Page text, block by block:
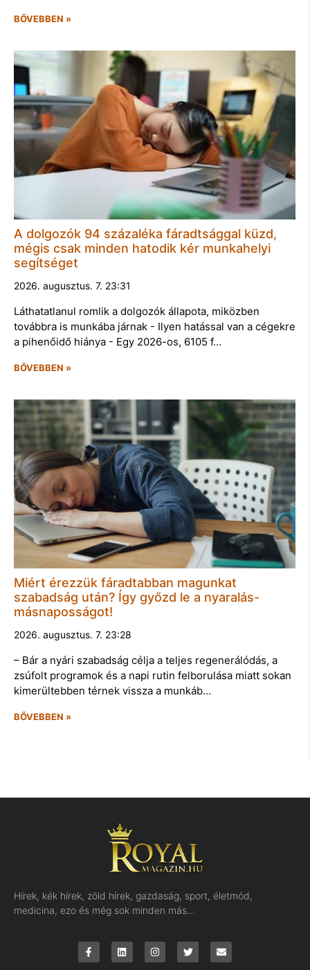
BŐVEBBEN »
A dolgozók 94 százaléka fáradtsággal küzd,
mégis csak minden hatodik kér munkahelyi
segítséget
2026. augusztus. 7. 23:31
Láthatatlanul romlik a dolgozók állapota, miközben
továbbra is munkába járnak - Ilyen hatással van a cégekre
a pihenőidő hiánya - Egy 2026-os, 6105 f…
BŐVEBBEN »
Miért érezzük fáradtabban magunkat
szabadság után? Így győzd le a nyaralás-
másnaposságot!
2026. augusztus. 7. 23:28
– Bár a nyári szabadság célja a teljes regenerálódás, a
zsúfolt programok és a napi rutin felborulása miatt sokan
kimerültebben térnek vissza a munkáb…
BŐVEBBEN »
Hírek, kék hírek, zöld hírek, gazdaság, sport, életmód,
medicina, ezo és még sok minden más…